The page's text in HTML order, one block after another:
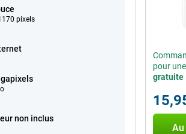
pixels
non inclus
pour une
gratuite